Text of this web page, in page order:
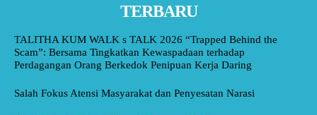
TERBARU
TALITHA KUM WALK s TALK 2026 “Trapped Behind the
Scam”: Bersama Tingkatkan Kewaspadaan terhadap
Perdagangan Orang Berkedok Penipuan Kerja Daring
Salah Fokus Atensi Masyarakat dan Penyesatan Narasi